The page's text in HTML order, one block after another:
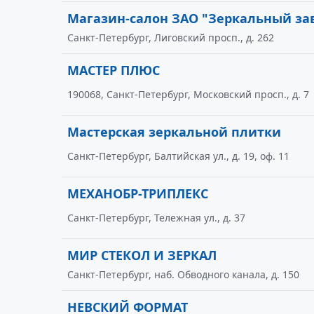
Магазин-салон ЗАО "Зеркальный
Санкт-Петербург, Лиговский просп., д. 262
МАСТЕР ПЛЮС
190068, Санкт-Петербург, Московский просп., д. 7
Мастерская зеркальной плитки
Санкт-Петербург, Балтийская ул., д. 19, оф. 11
МЕХАНОБР-ТРИПЛЕКС
Санкт-Петербург, Тележная ул., д. 37
МИР СТЕКОЛ И ЗЕРКАЛ
Санкт-Петербург, наб. Обводного канала, д. 150
НЕВСКИЙ ФОРМАТ